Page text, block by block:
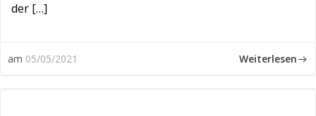
der […]
am 05/05/2021 Weiterlesen